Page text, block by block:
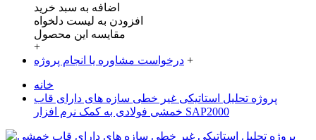
اضافه به سبد خرید
افزودن به لیست دلخواه
مقایسه این محصول
+
درخواست مشاوره یا انجام پروژه +
خانه
پروژه تحلیل استاتیکی غیر خطی سازه های دارای قاب
خمشی فولادی به کمک نرم افزار SAP2000